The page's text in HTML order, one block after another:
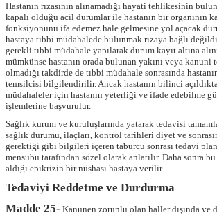
Hastanın rızasının alınamadığı hayati tehlikesinin
kapalı olduğu acil durumlar ile hastanın bir organının
fonksiyonunu ifa edemez hale gelmesine yol açacak
hastaya tıbbi müdahalede bulunmak rızaya bağlı
gerekli tıbbi müdahale yapılarak durum kayıt altına
mümkünse hastanın orada bulunan yakını veya
olmadığı takdirde de tıbbi müdahale sonrasında
temsilcisi bilgilendirilir. Ancak hastanın bilinci
müdahaleler için hastanın yeterliği ve ifade edebilme
işlemlerine başvurulur.
Sağlık kurum ve kuruluşlarında yatarak tedavisi
sağlık durumu, ilaçları, kontrol tarihleri diyet ve
gerektiği gibi bilgileri içeren taburcu sonrası tedavi
mensubu tarafından sözel olarak anlatılır. Daha sonra
aldığı epikrizin bir nüshası hastaya verilir.
Tedaviyi Reddetme ve Durdurma
Madde 25- Kanunen zorunlu olan haller dışında ve